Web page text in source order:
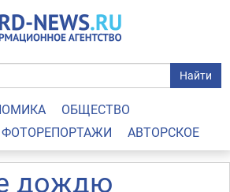
Найти
ОБЩЕСТВО
ФОТОРЕПОРТАЖИ АВТОРСКОЕ
дождю